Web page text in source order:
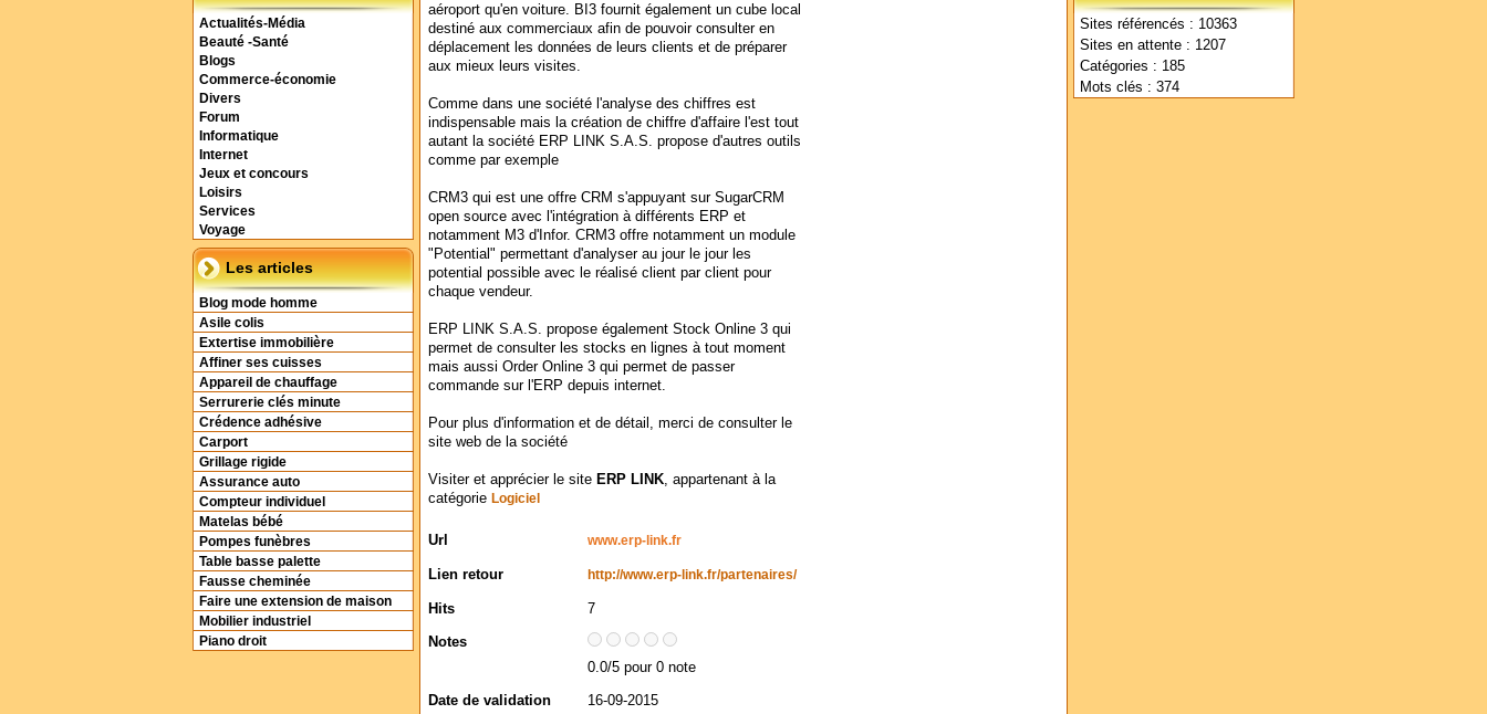
Actualités-Média
Beauté -Santé
Blogs
Commerce-économie
Divers
Forum
Informatique
Internet
Jeux et concours
Loisirs
Services
Voyage
Les articles
Blog mode homme
Asile colis
Extertise immobilière
Affiner ses cuisses
Appareil de chauffage
Serrurerie clés minute
Crédence adhésive
Carport
Grillage rigide
Assurance auto
Compteur individuel
Matelas bébé
Pompes funèbres
Table basse palette
Fausse cheminée
Faire une extension de maison
Mobilier industriel
Piano droit
Sites référencés : 10363
Sites en attente : 1207
Catégories : 185
Mots clés : 374
aéroport qu'en voiture. BI3 fournit également un cube local
destiné aux commerciaux afin de pouvoir consulter en
déplacement les données de leurs clients et de préparer
aux mieux leurs visites.
Comme dans une société l'analyse des chiffres est
indispensable mais la création de chiffre d'affaire l'est tout
autant la société ERP LINK S.A.S. propose d'autres outils
comme par exemple
CRM3 qui est une offre CRM s'appuyant sur SugarCRM
open source avec l'intégration à différents ERP et
notamment M3 d'Infor. CRM3 offre notamment un module
"Potential" permettant d'analyser au jour le jour les
potential possible avec le réalisé client par client pour
chaque vendeur.
ERP LINK S.A.S. propose également Stock Online 3 qui
permet de consulter les stocks en lignes à tout moment
mais aussi Order Online 3 qui permet de passer
commande sur l'ERP depuis internet.
Pour plus d'information et de détail, merci de consulter le
site web de la société
Visiter et apprécier le site ERP LINK, appartenant à la
catégorie Logiciel
Url www.erp-link.fr
Lien retour http://www.erp-link.fr/partenaires/
Hits
7
Notes
0.0/5 pour 0 note
Date de validation
16-09-2015